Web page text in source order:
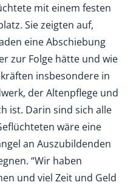
mit einem festen
Sie zeigten auf,
eine Abschiebung
zur Folge hätte und wie
insbesondere in
der Altenpflege und
ist. Darin sind sich alle
wäre eine
an Auszubildenden
“Wir haben
und viel Zeit und Geld